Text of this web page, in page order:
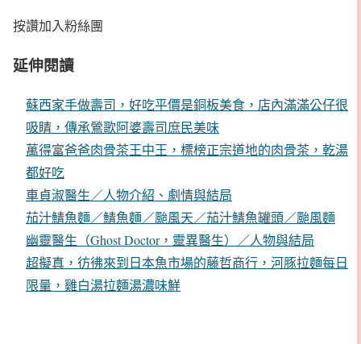
按讚加入粉絲團
延伸閱讀
蘇西家手做壽司，好吃平價是銅板美食，店內滿滿公仔很
吸睛，傳承鶯歌阿婆壽司庶民美味
萬得富爸爸肉骨茶王中王，標榜正宗道地的肉骨茶，乾湯
都好吃
車貞淑醫生／人物介紹、劇情與結局
茄汁鯖魚麵／鯖魚麵／颱風天／茄汁鯖魚罐頭／颱風麵
幽靈醫生（Ghost Doctor，靈異醫生）／人物與結局
超擬真，彷彿來到日本魚市場的藤哲商行，河豚拉麵每日
限量，雞白湯拉麵湯濃味鮮